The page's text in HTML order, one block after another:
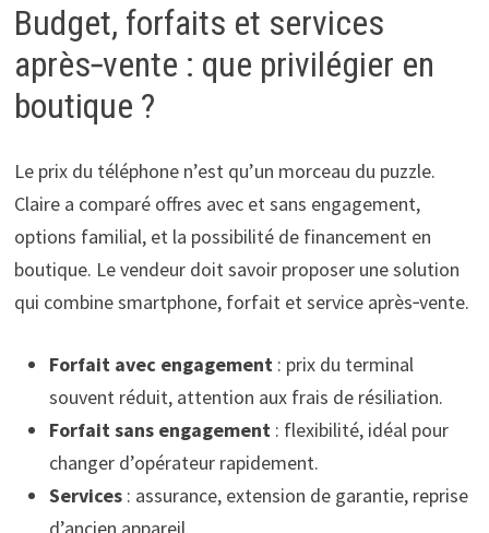
Budget, forfaits et services
après‑vente : que privilégier en
boutique ?
Le prix du téléphone n’est qu’un morceau du puzzle.
Claire a comparé offres avec et sans engagement,
options familial, et la possibilité de financement en
boutique. Le vendeur doit savoir proposer une solution
qui combine smartphone, forfait et service après‑vente.
Forfait avec engagement: prix du terminal
souvent réduit, attention aux frais de résiliation.
Forfait sans engagement: flexibilité, idéal pour
changer d’opérateur rapidement.
Services: assurance, extension de garantie, reprise